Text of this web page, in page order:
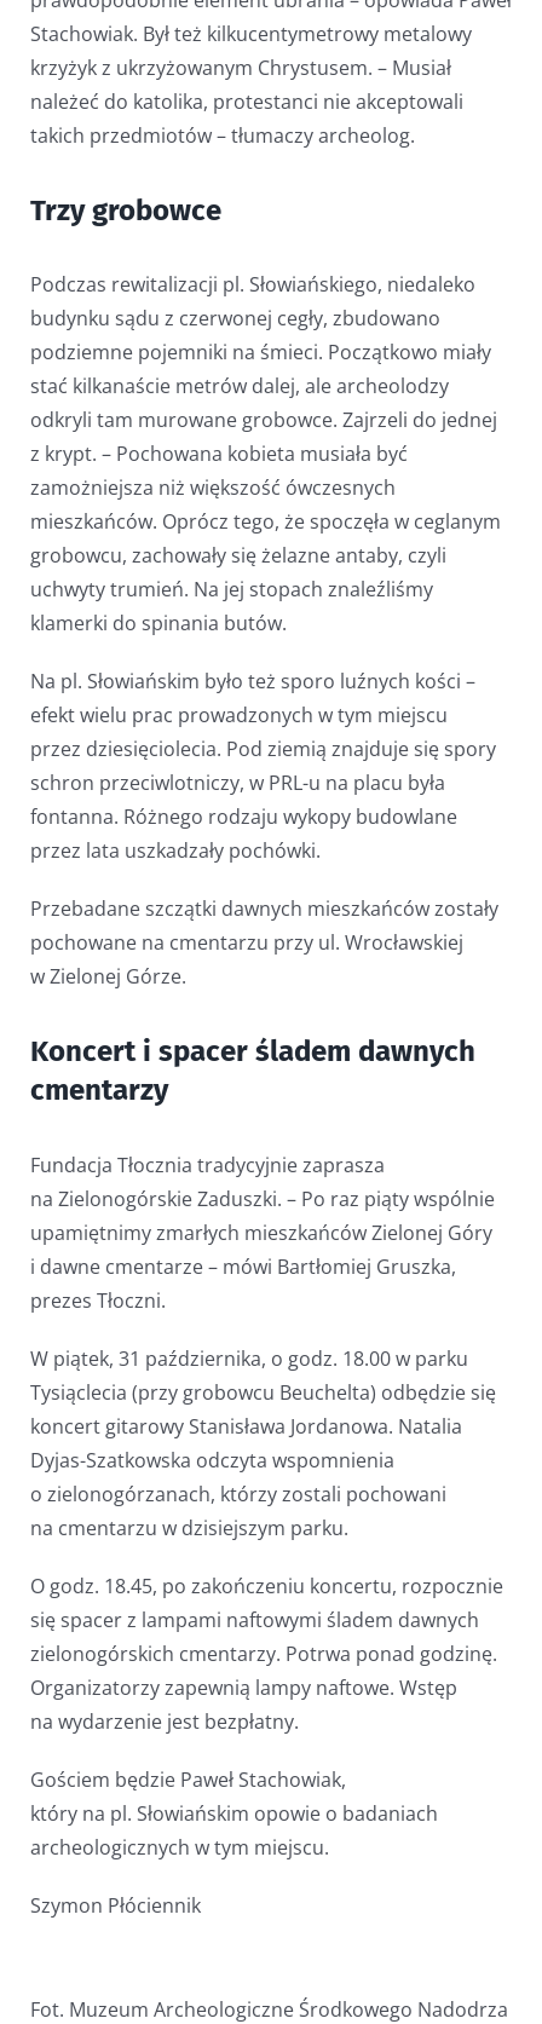
Stachowiak. Był też kilkucentymetrowy metalowy
krzyżyk z ukrzyżowanym Chrystusem. – Musiał
należeć do katolika, protestanci nie akceptowali
takich przedmiotów – tłumaczy archeolog.
Trzy grobowce
Podczas rewitalizacji pl. Słowiańskiego, niedaleko
budynku sądu z czerwonej cegły, zbudowano
podziemne pojemniki na śmieci. Początkowo miały
stać kilkanaście metrów dalej, ale archeolodzy
odkryli tam murowane grobowce. Zajrzeli do jednej
z krypt. – Pochowana kobieta musiała być
zamożniejsza niż większość ówczesnych
mieszkańców. Oprócz tego, że spoczęła w ceglanym
grobowcu, zachowały się żelazne antaby, czyli
uchwyty trumień. Na jej stopach znaleźliśmy
klamerki do spinania butów.
Na pl. Słowiańskim było też sporo luźnych kości –
efekt wielu prac prowadzonych w tym miejscu
przez dziesięciolecia. Pod ziemią znajduje się spory
schron przeciwlotniczy, w PRL-u na placu była
fontanna. Różnego rodzaju wykopy budowlane
przez lata uszkadzały pochówki.
Przebadane szczątki dawnych mieszkańców zostały
pochowane na cmentarzu przy ul. Wrocławskiej
w Zielonej Górze.
Koncert i spacer śladem dawnych
cmentarzy
Fundacja Tłocznia tradycyjnie zaprasza
na Zielonogórskie Zaduszki. – Po raz piąty wspólnie
upamiętnimy zmarłych mieszkańców Zielonej Góry
i dawne cmentarze – mówi Bartłomiej Gruszka,
prezes Tłoczni.
W piątek, 31 października, o godz. 18.00 w parku
Tysiąclecia (przy grobowcu Beuchelta) odbędzie się
koncert gitarowy Stanisława Jordanowa. Natalia
Dyjas-Szatkowska odczyta wspomnienia
o zielonogórzanach, którzy zostali pochowani
na cmentarzu w dzisiejszym parku.
O godz. 18.45, po zakończeniu koncertu, rozpocznie
się spacer z lampami naftowymi śladem dawnych
zielonogórskich cmentarzy. Potrwa ponad godzinę.
Organizatorzy zapewnią lampy naftowe. Wstęp
na wydarzenie jest bezpłatny.
Gościem będzie Paweł Stachowiak,
który na pl. Słowiańskim opowie o badaniach
archeologicznych w tym miejscu.
Szymon Płóciennik
Fot. Muzeum Archeologiczne Środkowego Nadodrza